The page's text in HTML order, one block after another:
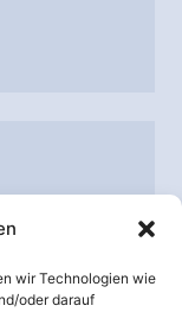
wir Technologien wie
oder darauf